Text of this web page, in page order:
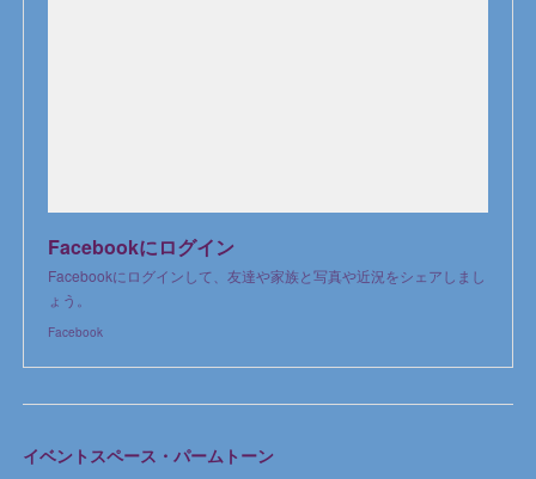
Facebookにログイン
Facebookにログインして、友達や家族と写真や近況をシェアしまし
ょう。
Facebook
イベントスペース・パームトーン